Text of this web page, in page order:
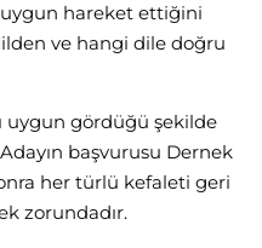
uygun hareket ettiğini
ve hangi dile doğru
uygun gördüğü şekilde
başvurusu Dernek
her türlü kefaleti geri
zorundadır.